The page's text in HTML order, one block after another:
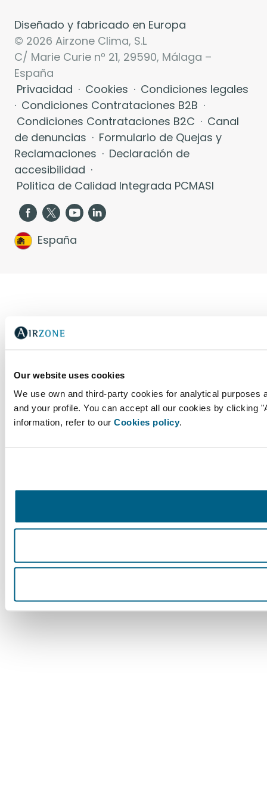
Our website uses cookies
We use own and third-party cookies for analytical
and your profile. You can accept all our cookies by clicking
information, refer to our Cookies policy.
Diseñado y fabricado en Europa
© 2026 Airzone Clima, S.L
C/ Marie Curie nº 21, 29590, Málaga –
España
Privacidad · Cookies · Condiciones legales
· Condiciones Contrataciones B2B ·
Condiciones Contrataciones B2C · Canal
de denuncias · Formulario de Quejas y
Reclamaciones · Declaración de
accesibilidad ·
Politica de Calidad Integrada PCMASI
España